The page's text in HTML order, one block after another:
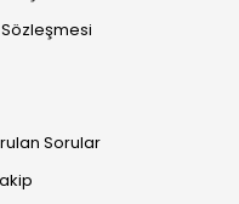
Sözleşmesi
Sorular